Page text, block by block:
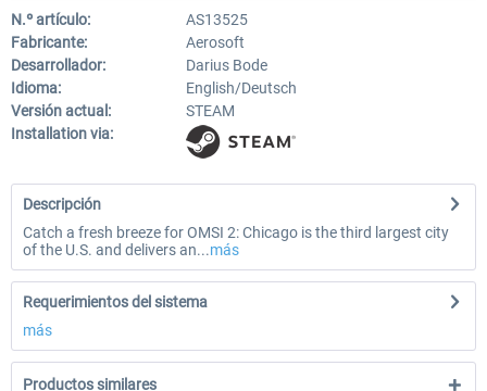
N.º artículo:
AS13525
Fabricante:
Aerosoft
Desarrollador:
Darius Bode
Idioma:
English/Deutsch
Versión actual:
STEAM
Installation via:
Descripción
Catch a fresh breeze for OMSI 2: Chicago is the third largest city
of the U.S. and delivers an...más
Requerimientos del sistema
más
Productos similares